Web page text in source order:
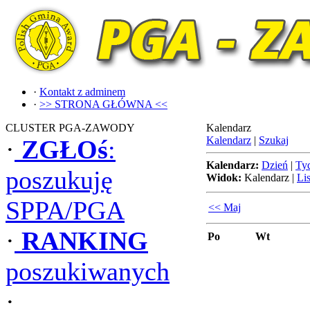
· Kontakt z adminem
· >> STRONA GŁÓWNA <<
CLUSTER PGA-ZAWODY
· ZGŁOś:
poszukuję
SPPA/PGA
· RANKING
poszukiwanych
·
Kalendarz
Kalendarz | Szukaj
Kalendarz: Dzień |
Widok: Kalendarz |
<< Maj
Po Wt